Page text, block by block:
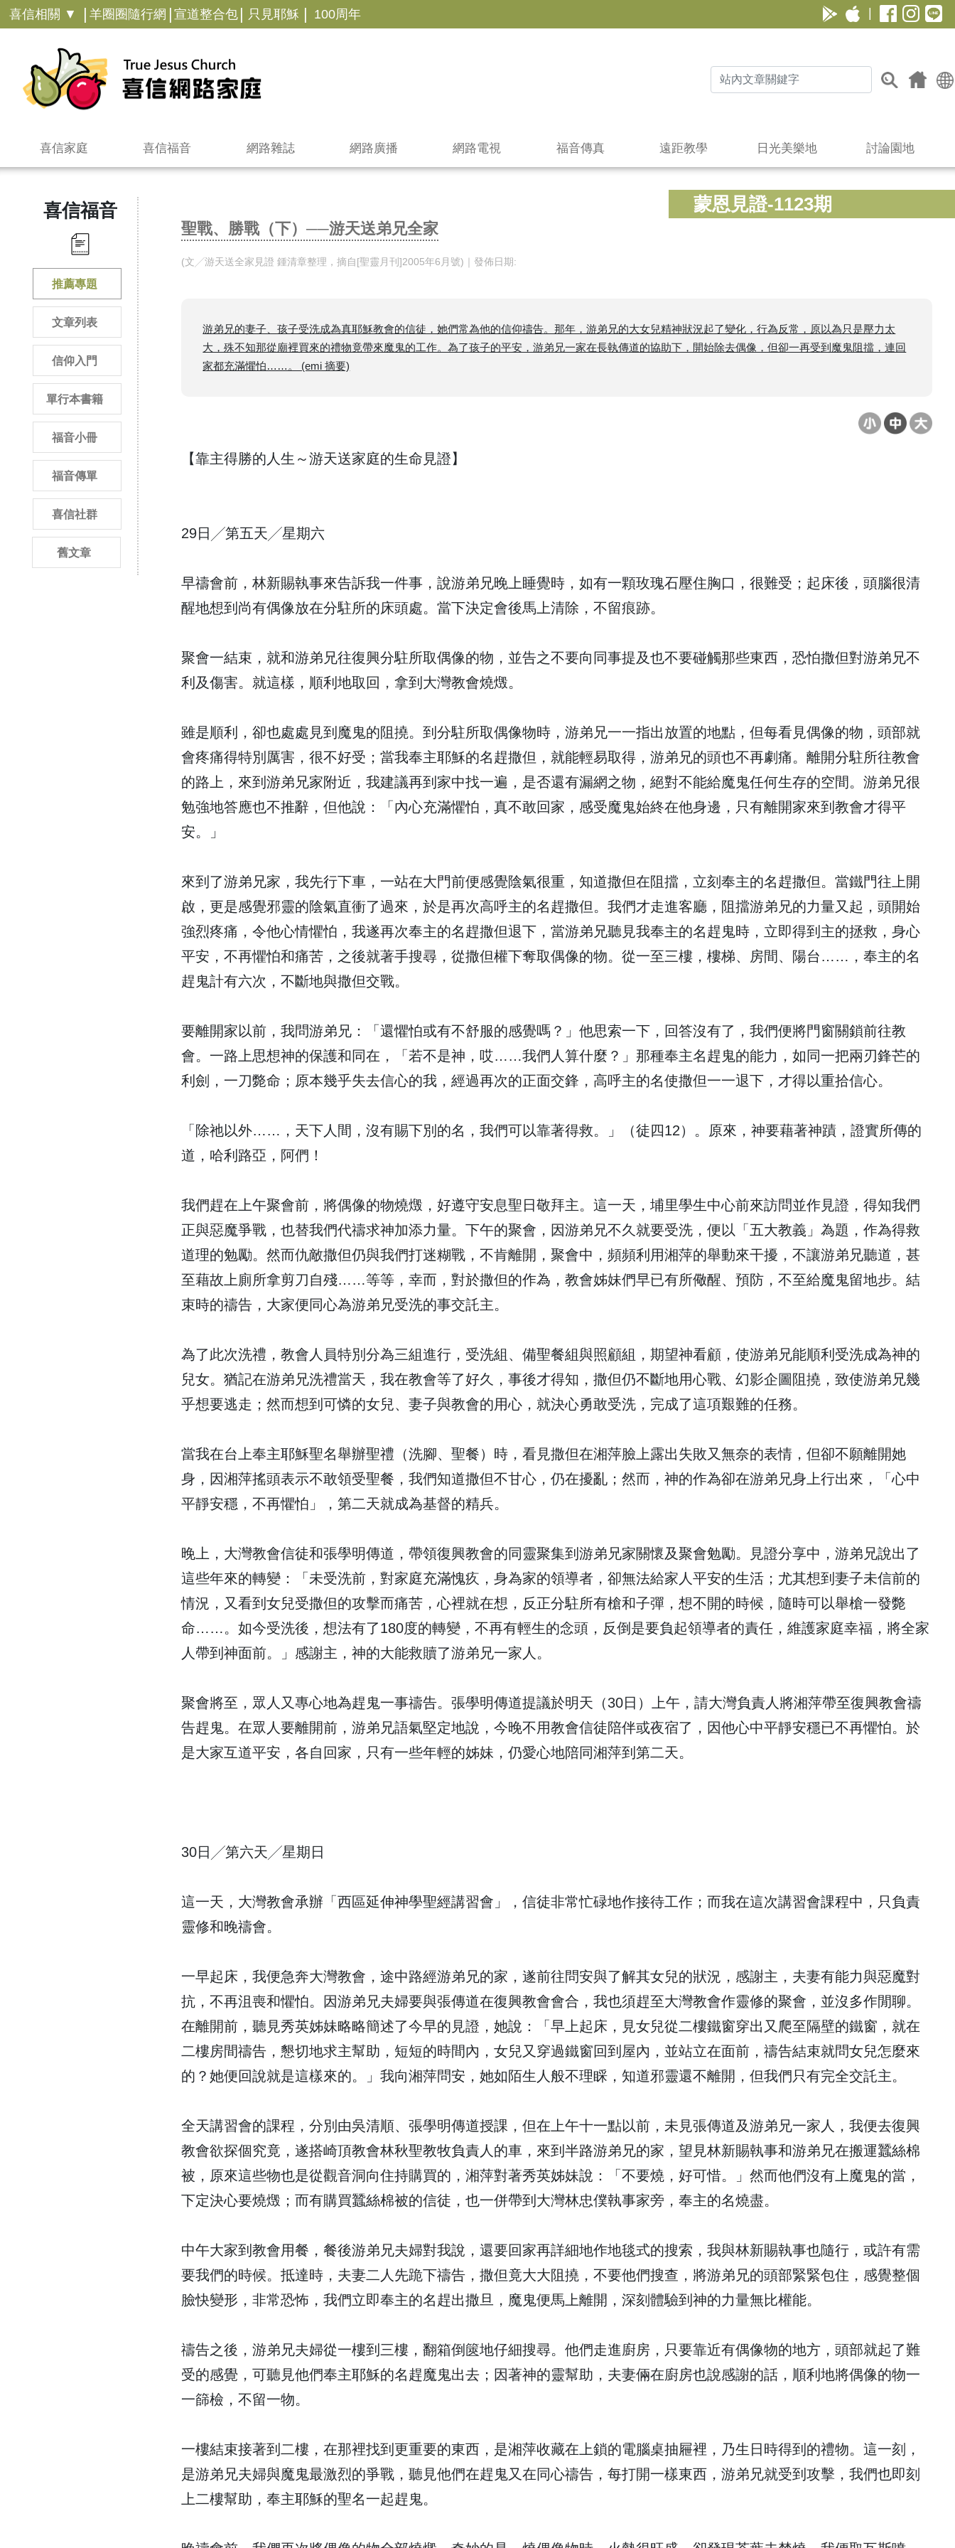
喜信相關 ▼ | 羊圈圈隨行網 | 宣道整合包 | 只見耶穌 | 100周年
喜信家庭 喜信福音 網路雜誌 網路廣播 網路電視 福音傳真 遠距教學 日光美樂地 討論園地
蒙恩見證-1123期
喜信福音
推薦專題
文章列表
信仰入門
單行本書籍
福音小冊
福音傳單
喜信社群
舊文章
聖戰、勝戰（下）──游天送弟兄全家
(文╱游天送全家見證 鍾清章整理，摘自[聖靈月刊]2005年6月號)｜發佈日期:
游弟兄的妻子、孩子受洗成為真耶穌教會的信徒，她們常為他的信仰禱告。那年，游弟兄的大女兒精神狀況起了變化，行為反常，原以為只是壓力太
大，殊不知那從廟裡買來的禮物竟帶來魔鬼的工作。為了孩子的平安，游弟兄一家在長執傳道的協助下，開始除去偶像，但卻一再受到魔鬼阻擋，連回
家都充滿懼怕……。 (emi 摘要)
【靠主得勝的人生～游天送家庭的生命見證】
29日╱第五天╱星期六
早禱會前，林新賜執事來告訴我一件事，說游弟兄晚上睡覺時，如有一顆玫瑰石壓住胸口，很難受；起床後，頭腦很清
醒地想到尚有偶像放在分駐所的床頭處。當下決定會後馬上清除，不留痕跡。
聚會一結束，就和游弟兄往復興分駐所取偶像的物，並告之不要向同事提及也不要碰觸那些東西，恐怕撒但對游弟兄不
利及傷害。就這樣，順利地取回，拿到大灣教會燒燬。
雖是順利，卻也處處見到魔鬼的阻撓。到分駐所取偶像物時，游弟兄一一指出放置的地點，但每看見偶像的物，頭部就
會疼痛得特別厲害，很不好受；當我奉主耶穌的名趕撒但，就能輕易取得，游弟兄的頭也不再劇痛。離開分駐所往教會
的路上，來到游弟兄家附近，我建議再到家中找一遍，是否還有漏網之物，絕對不能給魔鬼任何生存的空間。游弟兄很
勉強地答應也不推辭，但他說：「內心充滿懼怕，真不敢回家，感受魔鬼始終在他身邊，只有離開家來到教會才得平
安。」
來到了游弟兄家，我先行下車，一站在大門前便感覺陰氣很重，知道撒但在阻擋，立刻奉主的名趕撒但。當鐵門往上開
啟，更是感覺邪靈的陰氣直衝了過來，於是再次高呼主的名趕撒但。我們才走進客廳，阻擋游弟兄的力量又起，頭開始
強烈疼痛，令他心情懼怕，我遂再次奉主的名趕撒但退下，當游弟兄聽見我奉主的名趕鬼時，立即得到主的拯救，身心
平安，不再懼怕和痛苦，之後就著手搜尋，從撒但權下奪取偶像的物。從一至三樓，樓梯、房間、陽台……，奉主的名
趕鬼計有六次，不斷地與撒但交戰。
要離開家以前，我問游弟兄：「還懼怕或有不舒服的感覺嗎？」他思索一下，回答沒有了，我們便將門窗關鎖前往教
會。一路上思想神的保護和同在，「若不是神，哎……我們人算什麼？」那種奉主名趕鬼的能力，如同一把兩刃鋒芒的
利劍，一刀斃命；原本幾乎失去信心的我，經過再次的正面交鋒，高呼主的名使撒但一一退下，才得以重拾信心。
「除祂以外……，天下人間，沒有賜下別的名，我們可以靠著得救。」（徒四12）。原來，神要藉著神蹟，證實所傳的
道，哈利路亞，阿們！
我們趕在上午聚會前，將偶像的物燒燬，好遵守安息聖日敬拜主。這一天，埔里學生中心前來訪問並作見證，得知我們
正與惡魔爭戰，也替我們代禱求神加添力量。下午的聚會，因游弟兄不久就要受洗，便以「五大教義」為題，作為得救
道理的勉勵。然而仇敵撒但仍與我們打迷糊戰，不肯離開，聚會中，頻頻利用湘萍的舉動來干擾，不讓游弟兄聽道，甚
至藉故上廁所拿剪刀自殘……等等，幸而，對於撒但的作為，教會姊妹們早已有所儆醒、預防，不至給魔鬼留地步。結
束時的禱告，大家便同心為游弟兄受洗的事交託主。
為了此次洗禮，教會人員特別分為三組進行，受洗組、備聖餐組與照顧組，期望神看顧，使游弟兄能順利受洗成為神的
兒女。猶記在游弟兄洗禮當天，我在教會等了好久，事後才得知，撒但仍不斷地用心戰、幻影企圖阻撓，致使游弟兄幾
乎想要逃走；然而想到可憐的女兒、妻子與教會的用心，就決心勇敢受洗，完成了這項艱難的任務。
當我在台上奉主耶穌聖名舉辦聖禮（洗腳、聖餐）時，看見撒但在湘萍臉上露出失敗又無奈的表情，但卻不願離開她
身，因湘萍搖頭表示不敢領受聖餐，我們知道撒但不甘心，仍在擾亂；然而，神的作為卻在游弟兄身上行出來，「心中
平靜安穩，不再懼怕」，第二天就成為基督的精兵。
晚上，大灣教會信徒和張學明傳道，帶領復興教會的同靈聚集到游弟兄家關懷及聚會勉勵。見證分享中，游弟兄說出了
這些年來的轉變：「未受洗前，對家庭充滿愧疚，身為家的領導者，卻無法給家人平安的生活；尤其想到妻子未信前的
情況，又看到女兒受撒但的攻擊而痛苦，心裡就在想，反正分駐所有槍和子彈，想不開的時候，隨時可以舉槍一發斃
命……。如今受洗後，想法有了180度的轉變，不再有輕生的念頭，反倒是要負起領導者的責任，維護家庭幸福，將全家
人帶到神面前。」感謝主，神的大能救贖了游弟兄一家人。
聚會將至，眾人又專心地為趕鬼一事禱告。張學明傳道提議於明天（30日）上午，請大灣負責人將湘萍帶至復興教會禱
告趕鬼。在眾人要離開前，游弟兄語氣堅定地說，今晚不用教會信徒陪伴或夜宿了，因他心中平靜安穩已不再懼怕。於
是大家互道平安，各自回家，只有一些年輕的姊妹，仍愛心地陪同湘萍到第二天。
30日╱第六天╱星期日
這一天，大灣教會承辦「西區延伸神學聖經講習會」，信徒非常忙碌地作接待工作；而我在這次講習會課程中，只負責
靈修和晚禱會。
一早起床，我便急奔大灣教會，途中路經游弟兄的家，遂前往問安與了解其女兒的狀況，感謝主，夫妻有能力與惡魔對
抗，不再沮喪和懼怕。因游弟兄夫婦要與張傳道在復興教會會合，我也須趕至大灣教會作靈修的聚會，並沒多作閒聊。
在離開前，聽見秀英姊妹略略簡述了今早的見證，她說：「早上起床，見女兒從二樓鐵窗穿出又爬至隔壁的鐵窗，就在
二樓房間禱告，懇切地求主幫助，短短的時間內，女兒又穿過鐵窗回到屋內，並站立在面前，禱告結束就問女兒怎麼來
的？她便回說就是這樣來的。」我向湘萍問安，她如陌生人般不理睬，知道邪靈還不離開，但我們只有完全交託主。
全天講習會的課程，分別由吳清順、張學明傳道授課，但在上午十一點以前，未見張傳道及游弟兄一家人，我便去復興
教會欲探個究竟，遂搭崎頂教會林秋聖教牧負責人的車，來到半路游弟兄的家，望見林新賜執事和游弟兄在搬運蠶絲棉
被，原來這些物也是從觀音洞向住持購買的，湘萍對著秀英姊妹說：「不要燒，好可惜。」然而他們沒有上魔鬼的當，
下定決心要燒燬；而有購買蠶絲棉被的信徒，也一併帶到大灣林忠僕執事家旁，奉主的名燒盡。
中午大家到教會用餐，餐後游弟兄夫婦對我說，還要回家再詳細地作地毯式的搜索，我與林新賜執事也隨行，或許有需
要我們的時候。抵達時，夫妻二人先跪下禱告，撒但竟大大阻撓，不要他們搜查，將游弟兄的頭部緊緊包住，感覺整個
臉快變形，非常恐怖，我們立即奉主的名趕出撒旦，魔鬼便馬上離開，深刻體驗到神的力量無比權能。
禱告之後，游弟兄夫婦從一樓到三樓，翻箱倒篋地仔細搜尋。他們走進廚房，只要靠近有偶像物的地方，頭部就起了難
受的感覺，可聽見他們奉主耶穌的名趕魔鬼出去；因著神的靈幫助，夫妻倆在廚房也說感謝的話，順利地將偶像的物一
一篩檢，不留一物。
一樓結束接著到二樓，在那裡找到更重要的東西，是湘萍收藏在上鎖的電腦桌抽屜裡，乃生日時得到的禮物。這一刻，
是游弟兄夫婦與魔鬼最激烈的爭戰，聽見他們在趕鬼又在同心禱告，每打開一樣東西，游弟兄就受到攻擊，我們也即刻
上二樓幫助，奉主耶穌的聖名一起趕鬼。